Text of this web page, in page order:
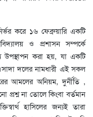
করে ১৬ ফেব্রুয়ারি একটি
ও প্রশাসন সম্পর্কে
উপস্থাপন করা হয়, যা একটি
দলের নামধারী এই সকল
আমলের অনিয়ম, দুর্নীতি ,
প্রশ্ন না তোলে কিংবা বর্তমান
হাসিলের জন্যই তারা